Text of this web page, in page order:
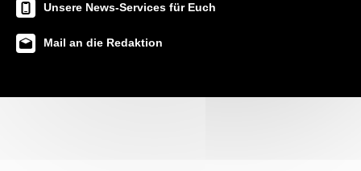
Unsere News-Services für Euch
Mail an die Redaktion